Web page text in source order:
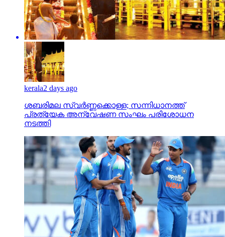
kerala2 days ago
ശബരിമല സ്വര്‍ണ്ണക്കൊള്ള; സന്നിധാനത്ത്
പ്രത്യേക അന്വേഷണ സംഘം പരിശോധന
നടത്തി